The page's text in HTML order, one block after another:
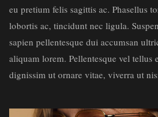
eu pretium felis sagittis ac. Phasellus
lobortis ac, tincidunt nec ligula.
sapien pellentesque dui accumsan
aliquam lorem. Pellentesque vel tellus
dignissim ut ornare vitae, viverra ut